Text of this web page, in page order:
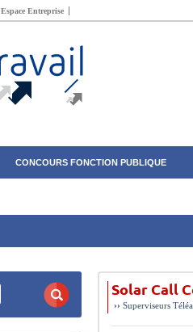
Espace Entreprise
CONCOURS FONCTION PUBLIQUE
Solar Call
››Superviseurs